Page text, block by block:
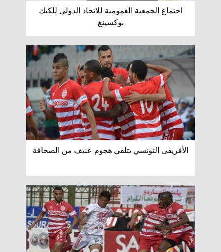
اجتماع الجمعية العمومية للاتحاد الدولي للكيك
بوكسينغ
الأفريقى التونسي يتلقي هجوم عنيف من الصحافة